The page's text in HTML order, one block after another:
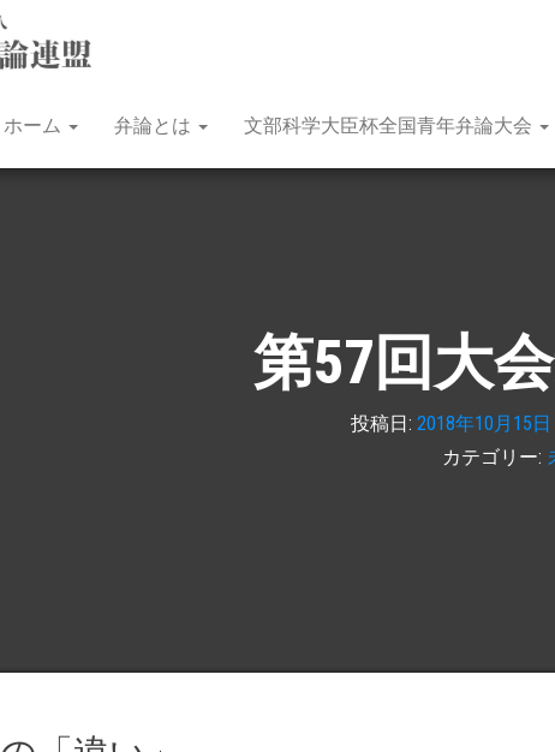
学
続く
日本
ホーム 弁論とは 文部科学大臣杯全国青年弁論大会
第57回大
投稿日: 2018年10月15日
カテゴリー: